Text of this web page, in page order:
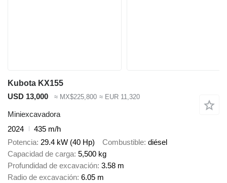
Kubota KX155
USD 13,000
≈ MX$225,800 ≈ EUR 11,320
Miniexcavadora
2024
435 m/h
Potencia 29.4 kW (40 Hp) Combustible diésel
Capacidad de carga 5,500 kg
Profundidad de excavación 3.58 m
Radio de excavación 6.05 m